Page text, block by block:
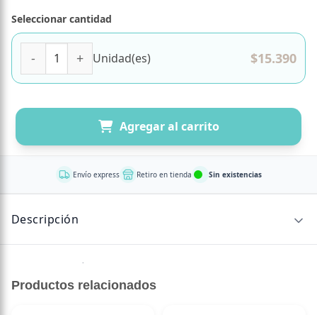
Seleccionar cantidad
Unidad(es) $15.390
Agregar al carrito
Envío express Retiro en tienda Sin existencias
Descripción
Sin descripción disponible.
Productos relacionados